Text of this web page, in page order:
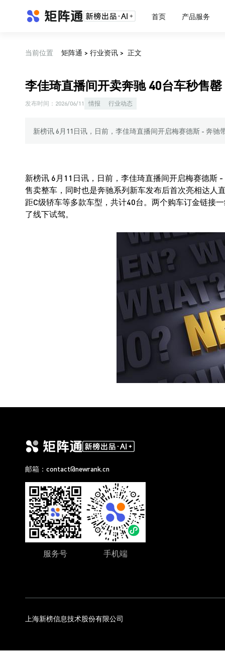
首页 产品服务
当前位置 矩阵通 > 行业资讯 > 正文
李佳琦直播间开卖奔驰 40台车秒售罄
发布时间： 2026/06/11 情报 行业动态
新榜讯 6月11日讯，日前，李佳琦直播间开启梅赛德斯 - 奔驰
新榜讯 6月11日讯，日前，李佳琦直播间开启梅赛德斯
售卖整车，同时也是奔驰系列新车发布后首次亮相达人
距C级轿车等多款车型，共计40台。两个购车订金链接
了线下试驾。
邮箱：contact@newrank.cn
服务号 手机端
上海新榜信息技术股份有限公司